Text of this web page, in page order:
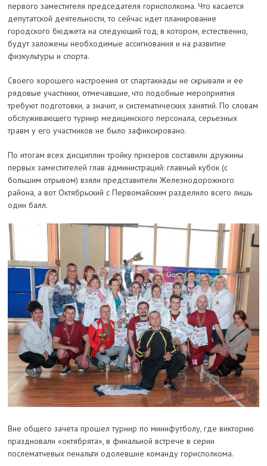
первого заместителя председателя горисполкома. Что касается
депутатской деятельности, то сейчас идет планирование
городского бюджета на следующий год, в котором, естественно,
будут заложены необходимые ассигнования и на развитие
физкультуры и спорта.
Своего хорошего настроения от спартакиады не скрывали и ее
рядовые участники, отмечавшие, что подобные мероприятия
требуют подготовки, а значит, и систематических занятий. По словам
обслуживающего турнир медицинского персонала, серьезных
травм у его участников не было зафиксировано.
По итогам всех дисциплин тройку призеров составили дружины
первых заместителей глав администраций: главный кубок (с
большим отрывом) взяли представители Железнодорожного
района, а вот Октябрьский с Первомайским разделило всего лишь
один балл.
Вне общего зачета прошел турнир по мини­футболу, где викторию
праздновали «октябрята», в финальной встрече в серии
послематчевых пенальти одолевшие команду горисполкома.